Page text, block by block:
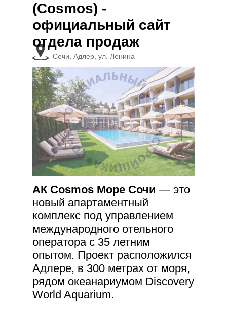
(Cosmos) -
официальный сайт
отдела продаж
АК Cosmos Море Сочи — это
новый апартаментный
комплекс под управлением
международного отельного
оператора с 35 летним
опытом. Проект расположился
Адлере, в 300 метрах от моря,
рядом океанариумом Discovery
World Aquarium.
Сочи, Адлер, ул. Ленина